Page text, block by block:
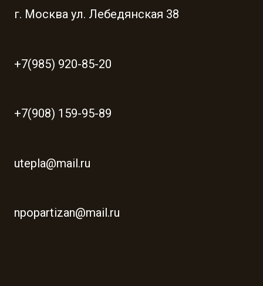
г. Москва ул. Лебедянская 38
+7(985) 920-85-20
+7(908) 159-95-89
utepla@mail.ru
npopartizan@mail.ru